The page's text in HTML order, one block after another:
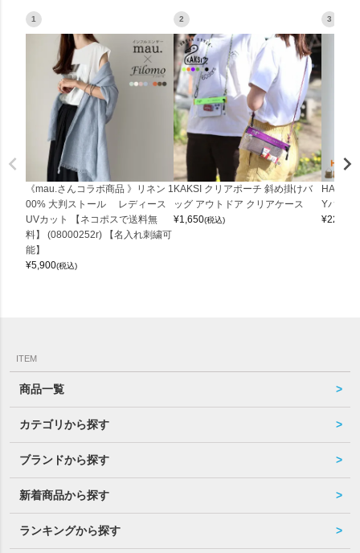
1
《mau.さんコラボ商品 》リネン 1
00% 大判ストール レディース
UVカット 【ネコポスで送料無
料】 (08000252r) 【名入れ刺繍可
能】
¥5,900(税込)
2
KAKSI クリアポーチ 斜め掛けバ
ッグ アウトドア クリアケース
¥1,650(税込)
3
Yバッグ
¥22,000
ITEM
商品一覧
カテゴリから探す
ブランドから探す
新着商品から探す
ランキングから探す